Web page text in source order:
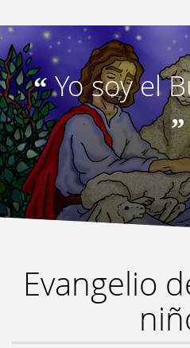
“Yo soy el
”
Evangelio